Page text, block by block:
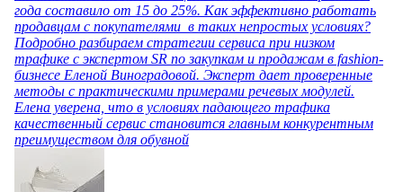
года составило от 15 до 25%. Как эффективно работать
продавцам с покупателями в таких непростых условиях?
Подробно разбираем стратегии сервиса при низком
трафике с экспертом SR по закупкам и продажам в fashion-
бизнесе Еленой Виноградовой. Эксперт дает проверенные
методы с практическими примерами речевых модулей.
Елена уверена, что в условиях падающего трафика
качественный сервис становится главным конкурентным
преимуществом для обувной